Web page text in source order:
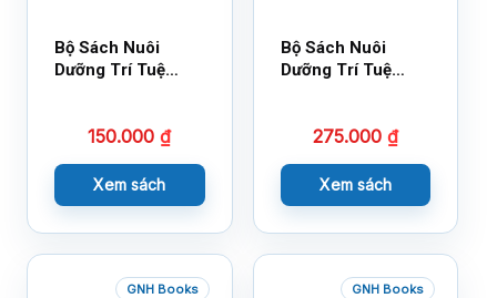
Bộ Sách Nuôi
Dưỡng Trí Tuệ
150.000₫
Xem sách
Bộ Sách Nuôi
Dưỡng Trí Tuệ
275.000 ₫
Xem sách
GNH Books GNH Books